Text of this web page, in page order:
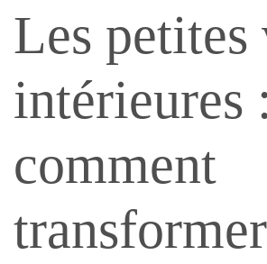
Les
intérieures :
comment